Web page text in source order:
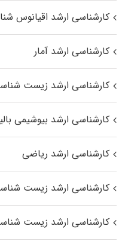
کارشناسی ارشد اقیانوس‌
کارشناسی ارشد آمار
کارشناسی ارشد زیست
کارشناسی ارشد بیوشیمی
کارشناسی ارشد ریاضی
کارشناسی ارشد زیست‌
کارشناسی ارشد زیست‌